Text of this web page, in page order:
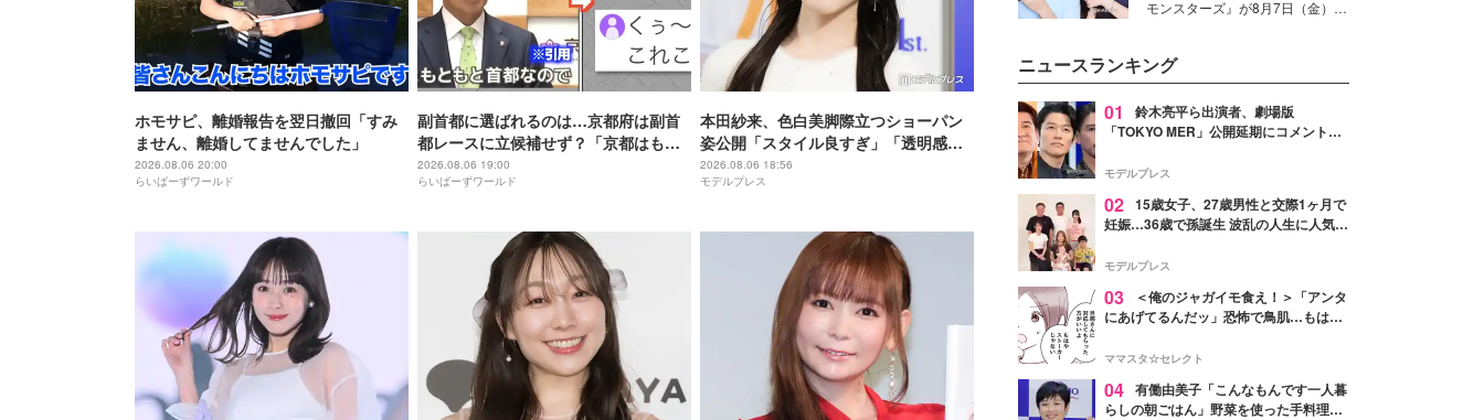
ホモサピ、離婚報告を翌日撤回「すみ
ません、離婚してませんでした」
2026.08.06 20:00
らいばーずワールド
副首都に選ばれるのは…京都府は副首
都レースに立候補せず？「京都はもと
もと首都」
2026.08.06 19:00
らいばーずワールド
本田紗来、色白美脚際立つショーパン
姿公開「スタイル良すぎ」「透明感が
増してる」の声
2026.08.06 18:56
モデルプレス
動
モンスターズ』が8月7日（金）に
デルの宮城舞と島村雄大の特別対
談をお届け！それぞれの視点か
ら、今作ならではの魅力や予想外
の感動をもたらす奥深いストーリ
た。
ニュースランキング
01
鈴木亮平ら出演者、劇場版
「TOKYO MER」公開延期にコメント
最大の敬意とエールを」
モデルプレス
02 15歳女子、27歳男性と交際1ヶ月で
妊娠…36歳で孫誕生 波乱の人生に人気タ
よ！」
モデルプレス
03
＜俺のジャガイモ食え！＞「アンタ
にあげてるんだッ」恐怖で鳥肌…もはや
ママスタ☆セレクト
04 有働由美子「こんなもんです一人暮
らしの朝ごはん」野菜を使った手料理公